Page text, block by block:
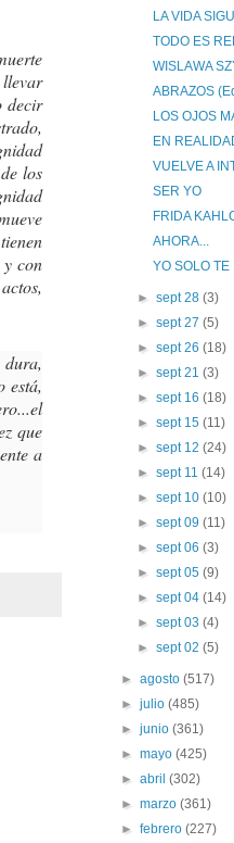
decir
los
y con
dura,
está,
que
a
LA VIDA
TODO ES
WISLAWA
ABRAZOS
LOS OJOS
EN
VUELVE A
SER YO
FRIDA
AHORA...
YO SOLO TE
► sept 28 (3)
► sept 27 (5)
► sept 26 (18)
► sept 21 (3)
► sept 16 (18)
► sept 15 (11)
► sept 12 (24)
► sept 11 (14)
► sept 10 (10)
► sept 09 (11)
► sept 06 (3)
► sept 05 (9)
► sept 04 (14)
► sept 03 (4)
► sept 02 (5)
►agosto(517)
►julio(485)
►junio(361)
►mayo(425)
►abril(302)
►marzo(361)
►febrero(227)